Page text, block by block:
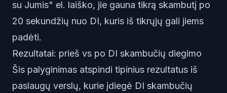
su Jumis" el. laiško, jie gauna tikrą skambutį po
20 sekundžių nuo DI, kuris iš tikrųjų gali jiems
padėti.
Rezultatai: prieš vs po DI skambučių diegimo
Šis palyginimas atspindi tipinius rezultatus iš
paslaugų verslų, kurie įdiegė DI skambučių